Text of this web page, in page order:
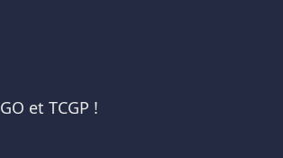
et TCGP !